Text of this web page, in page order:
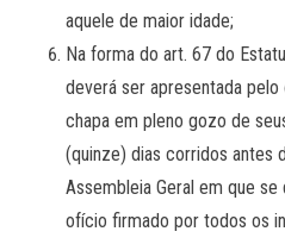
aquele de maior idade;
Na forma do art. 67 do
deverá ser apresentada
chapa em pleno gozo de
(quinze) dias corridos antes
Assembleia Geral em que
ofício firmado por todos os